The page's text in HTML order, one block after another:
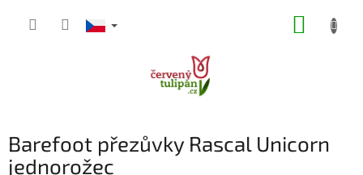
Barefoot přezůvky Rascal Unicorn
jednorožec